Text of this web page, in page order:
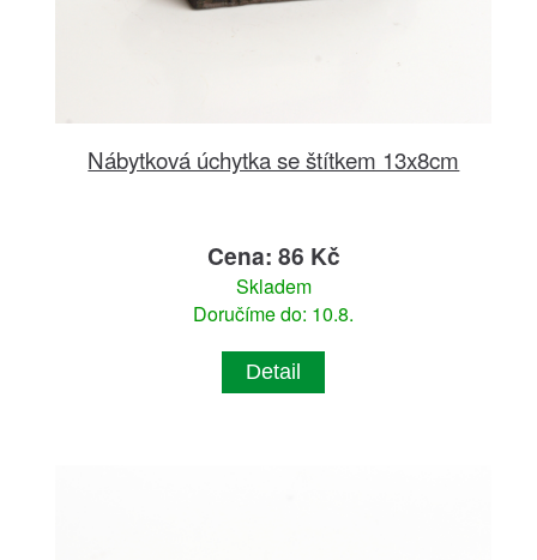
Nábytková úchytka se štítkem 13x8cm
Cena: 86 Kč
Skladem
Doručíme do: 10.8.
Detail